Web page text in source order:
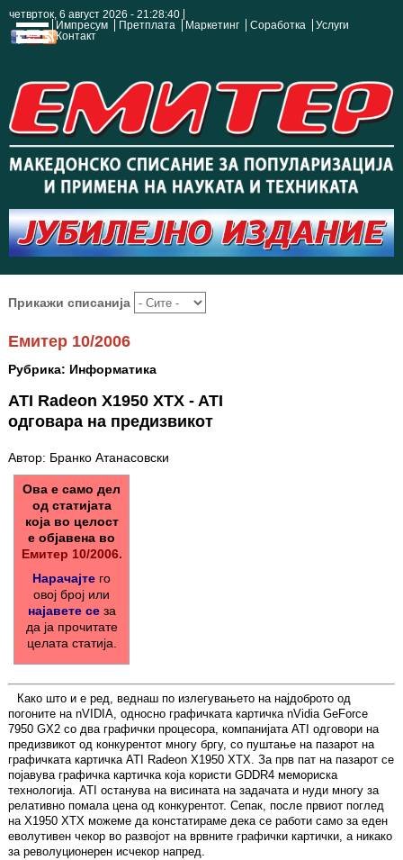
четврток, 6 август 2026 - 21:28:40
Импресум
Претплата Маркетинг Соработка
Услуги
Контакт
Прикажи списанија
Емитер 10/2006
Рубрика: Информатика
ATI Radeon X1950 XTX - ATI
одговара на предизвикот
Автор: Бранко Атанасовски
Ова е само дел
од статијата
која во целост
е објавена во
Емитер 10/2006.
Нарачајте го
овој број или
најавете сеза
да ја прочитате
целата статија.
Како што и е ред, веднаш по излегувањето на најдоброто од
погоните на nVIDIA, односно графичката картичка nVidia GeForce
7950 GX2 со два графички процесора, компанијата ATI одговори на
предизвикот од конкурентот многу бргу, со пуштање на пазарот на
графичката картичка ATI Radeon X1950 XTX. За прв пат на пазарот се
појавува графичка картичка која користи GDDR4 мемориска
технологија. ATI останува на висината на задачата и нуди многу за
релативно помала цена од конкурентот. Сепак, после првиот поглед
на X1950 XTX можеме да констатираме дека се работи само за еден
еволутивен чекор во развојот на врвните графички картички, а никако
за револуционерен исчекор напред.